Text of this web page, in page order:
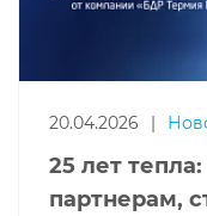
20.04.2026 |
25 лет
партнерам,